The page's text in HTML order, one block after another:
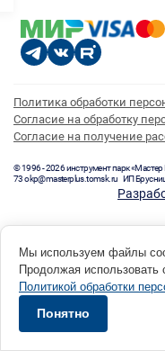
Политика обработки
Согласие на обработку
Согласие на получение
© 1996 - 2026 инструмент парк «Мастер
73 okp@masterplus.tomsk.ru ИП
Мы используем файлы
Продолжая
Политикой обработки
Понятно